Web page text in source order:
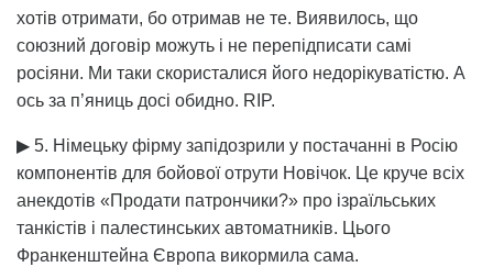
хотів отримати, бо отримав не те. Виявилось, що
союзний договір можуть і не перепідписати самі
росіяни. Ми таки скористалися його недорікуватістю. А
ось за п’яниць досі обидно. RIP.
▶ 5. Німецьку фірму запідозрили у постачанні в Росію
компонентів для бойової отрути Новічок. Це круче всіх
анекдотів «Продати патрончики?» про ізраїльських
танкістів і палестинських автоматників. Цього
Франкенштейна Європа викормила сама.